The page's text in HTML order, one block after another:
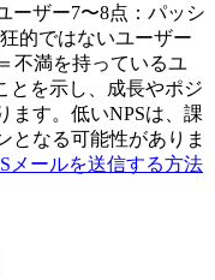
ーザー7〜8点：パッシ
的ではないユーザー
不満を持っているユ
とを示し、成長やポジ
ます。 低いNPSは、課
となる可能性がありま
メールを送信する方法